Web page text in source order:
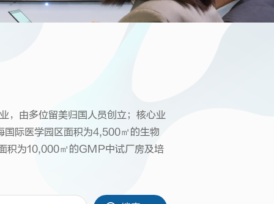
，由多位留美归国人员创立；核心业
际医学园区面积为4,500㎡的生物
积为10,000㎡的GMP中试厂房及培